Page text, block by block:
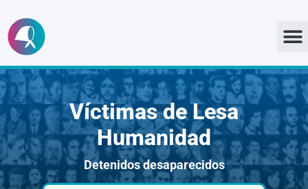
Ir
al
contenido
Víctimas de Lesa
Humanidad
Detenidos desaparecidos